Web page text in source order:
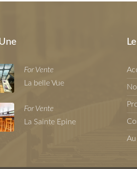
For Vente
La belle Vue
For Vente
La Sainte Epine
Au